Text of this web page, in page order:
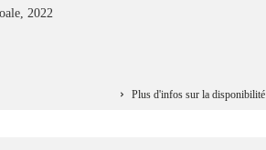
2022
Plus d'infos sur la disponibilité